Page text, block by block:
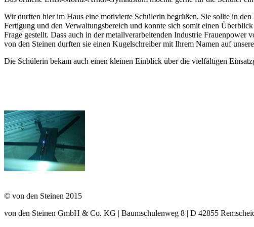
Wir durften hier im Haus eine motivierte Schülerin begrüßen. Sie sollte in
Fertigung und den Verwaltungsbereich und konnte sich somit einen
Frage gestellt. Dass auch in der metallverarbeitenden Industrie
von den Steinen durften sie einen Kugelschreiber mit Ihrem Namen auf
Die Schülerin bekam auch einen kleinen Einblick über die vielfältigen
© von den Steinen 2015
von den Steinen GmbH & Co. KG | Baumschulenweg 8 | D 42855